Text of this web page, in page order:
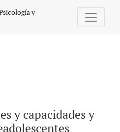
y dificultades en
y
y capacidades y